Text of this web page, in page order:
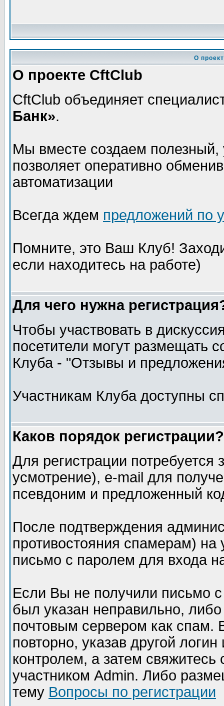
О
О проекте CftClub
CftClub объединяет
Банк».
Мы вместе создаем полезный,
позволяет оперативно
автоматизации
Всегда ждем предложений по
Помните, это Ваш Клуб!
если находитесь на работе)
Для чего нужна
Чтобы участвовать в
посетители могут размещать
Клуба - "Отзывы и
Участникам Клуба доступны
Каков порядок регистрации?
Для регистрации
усмотрение), e-mail для
псевдоним и предложенный
После подтверждения
противостояния спамерам) на
письмо с паролем для входа
Если Вы не получили письмо
был указан неправильно,
почтовым сервером как спам.
повторно, указав другой
контролем, а затем
участником Admin. Либо
тему Вопросы по регистрации